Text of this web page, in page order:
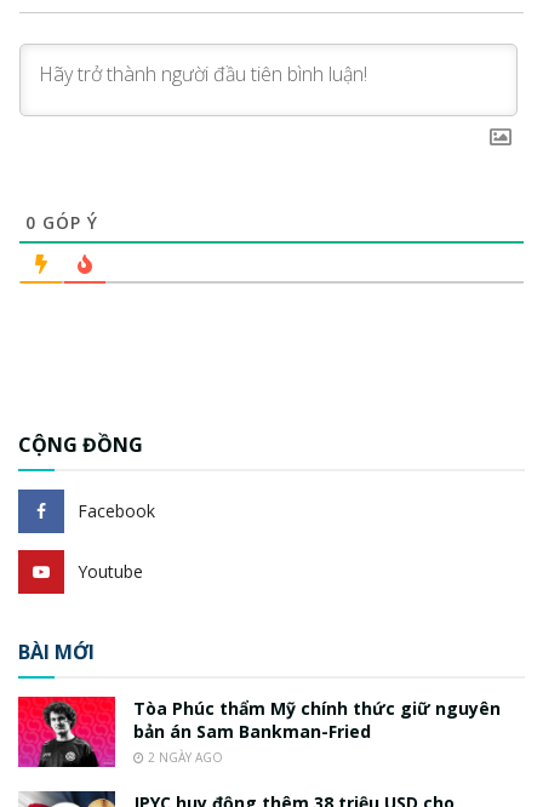
0 GÓP Ý
CỘNG ĐỒNG
Facebook
Youtube
BÀI MỚI
Tòa Phúc thẩm Mỹ chính thức giữ nguyên
bản án Sam Bankman-Fried
2 NGÀY AGO